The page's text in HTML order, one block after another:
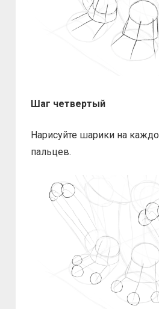
Шаг четвертый
Нарисуйте шарики на
пальцев.